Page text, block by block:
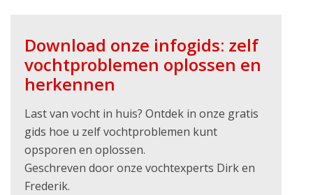
Download onze infogids: zelf
vochtproblemen oplossen en
herkennen
Last van vocht in huis? Ontdek in onze gratis
gids hoe u zelf vochtproblemen kunt
opsporen en oplossen.
Geschreven door onze vochtexperts Dirk en
Frederik.